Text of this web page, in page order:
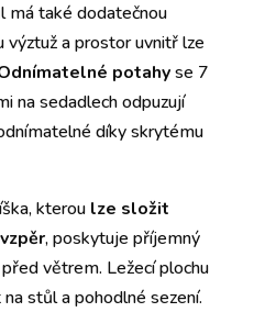
má také dodatečnou
výztuž a prostor uvnitř lze
potahyse 7
na sedadlech odpuzují
díky skrytému
kterou lze složit
, poskytuje příjemný
větrem. Ležecí plochu
stůl a pohodlné sezení.